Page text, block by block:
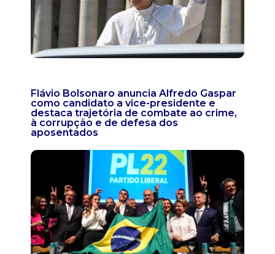
Flávio Bolsonaro anuncia Alfredo Gaspar
como candidato a vice-presidente e
destaca trajetória de combate ao crime,
à corrupção e de defesa dos
aposentados